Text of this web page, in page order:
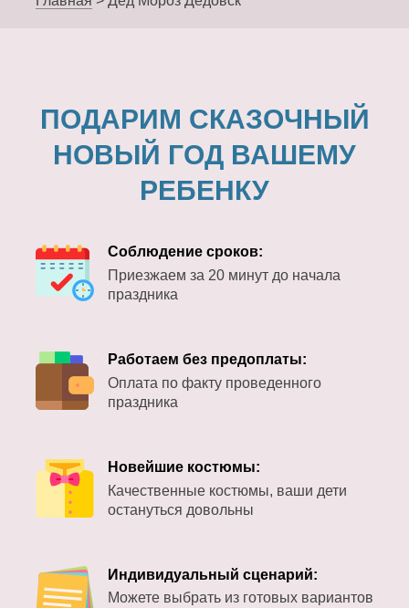
ПОДАРИМ СКАЗОЧНЫЙ
НОВЫЙ ГОД ВАШЕМУ
РЕБЕНКУ
Соблюдение сроков:
Приезжаем за 20 минут до начала
праздника
Работаем без предоплаты:
Оплата по факту проведенного
праздника
Новейшие костюмы:
Качественные костюмы, ваши дети
остануться довольны
Индивидуальный сценарий:
Можете выбрать из готовых вариантов